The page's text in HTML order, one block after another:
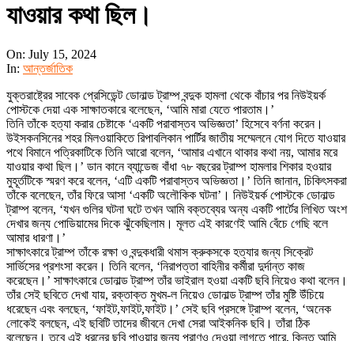
যাওয়ার কথা ছিল।
On: July 15, 2024
In: আন্তর্জাতিক
যুক্তরাষ্ট্রের সাবেক প্রেসিডেন্ট ডোনাল্ড ট্রাম্প বন্দুক হামলা থেকে বাঁচার পর নিউইয়র্ক
পোস্টকে দেয়া এক সাক্ষাতকারে বলেছেন, ‘আমি মারা যেতে পারতাম।’
তিনি তাঁকে হত্যা করার চেষ্টাকে ‘একটি পরাবাস্তব অভিজ্ঞতা’ হিসেবে বর্ণনা করেন।
উইসকনসিনের শহর মিলওয়াকিতে রিপাবলিকান পার্টির জাতীয় সম্মেলনে যোগ দিতে যাওয়ার
পথে বিমানে পত্রিকাটিকে তিনি আরো বলেন, ‘আমার এখানে থাকার কথা নয়, আমার মরে
যাওয়ার কথা ছিল।’ ডান কানে ব্যান্ডেজ বাঁধা ৭৮ বছরের ট্রাম্প হামলার শিকার হওয়ার
মুহূর্তটিকে স্মরণ করে বলেন, ‘এটি একটি পরাবাস্তব অভিজ্ঞতা।’ তিনি জানান, চিকিৎসকরা
তাঁকে বলেছেন, তাঁর ফিরে আসা ‘একটি অলৌকিক ঘটনা’। নিউইয়র্ক পোস্টকে ডোনাল্ড
ট্রাম্প বলেন, ‘যখন গুলির ঘটনা ঘটে তখন আমি বক্তব্যের অন্য একটি পার্টের লিখিত অংশ
দেখার জন্য পোডিয়ামের দিকে ঝুঁকেছিলাম। মূলত এই কারণেই আমি বেঁচে গেছি বলে
আমার ধারণা।’
সাক্ষাৎকারে ট্রাম্প তাঁকে রক্ষা ও বন্দুকধারী থমাস ক্রুকসকে হত্যার জন্য সিক্রেট
সার্ভিসের প্রশংসা করেন। তিনি বলেন, ‘নিরাপত্তা বাহিনীর কর্মীরা দুর্দান্ত কাজ
করেছেন।’ সাক্ষাৎকারে ডোনাল্ড ট্রাম্প তাঁর ভাইরাল হওয়া একটি ছবি নিয়েও কথা বলেন।
তাঁর সেই ছবিতে দেখা যায়, রক্তাক্ত মুখম-ল নিয়েও ডোনাল্ড ট্রাম্প তাঁর মুষ্টি উঁচিয়ে
ধরেছেন এবং বলছেন, ‘ফাইট,ফাইট,ফাইট।’ সেই ছবি প্রসঙ্গে ট্রাম্প বলেন, ‘অনেক
লোকেই বলছেন, এই ছবিটি তাদের জীবনে দেখা সেরা আইকনিক ছবি। তাঁরা ঠিক
বলেছেন। তবে এই ধরনের ছবি পাওয়ার জন্য প্রাণও দেওয়া লাগতে পারে, কিন্তু আমি